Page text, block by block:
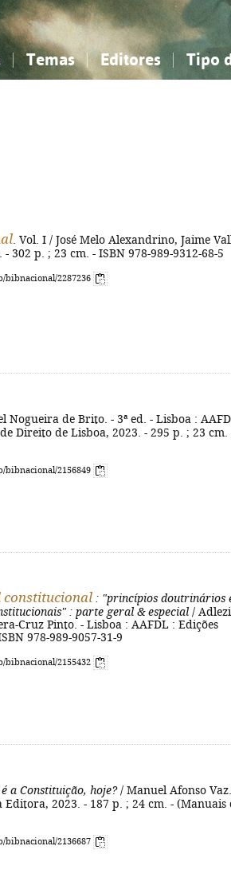
Temas Editores Tipo
. Vol. I / José Melo Alexandrino, Jaime
302 p. ; 23 cm. - ISBN 978-989-9312-68-5
2287236
Nogueira de Brito. - 3ª ed. - Lisboa :
Direito de Lisboa, 2023. - 295 p. ; 23 cm.
2156849
constitucional : "princípios doutrinários
: parte geral & especial /
Cruz Pinto. - Lisboa : AAFDL : Edições
978-989-9057-31-9
2155432
a Constituição, hoje?/ Manuel Afonso
Editora, 2023. - 187 p. ; 24 cm. - (Manuais
2136687